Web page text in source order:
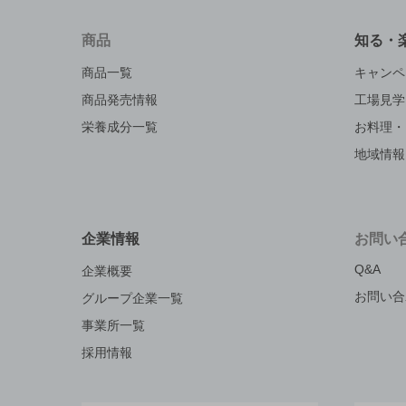
商品
商品一覧
商品発売情報
栄養成分一覧
知る・
キャン
工場見学
お料理
地域情報
企業情報
企業概要
グループ企業一覧
事業所一覧
採用情報
お問い
Q&A
お問い